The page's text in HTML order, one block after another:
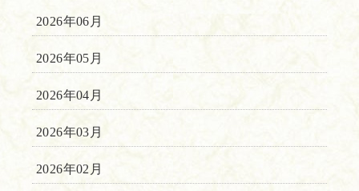
2026年06月
2026年05月
2026年04月
2026年03月
2026年02月